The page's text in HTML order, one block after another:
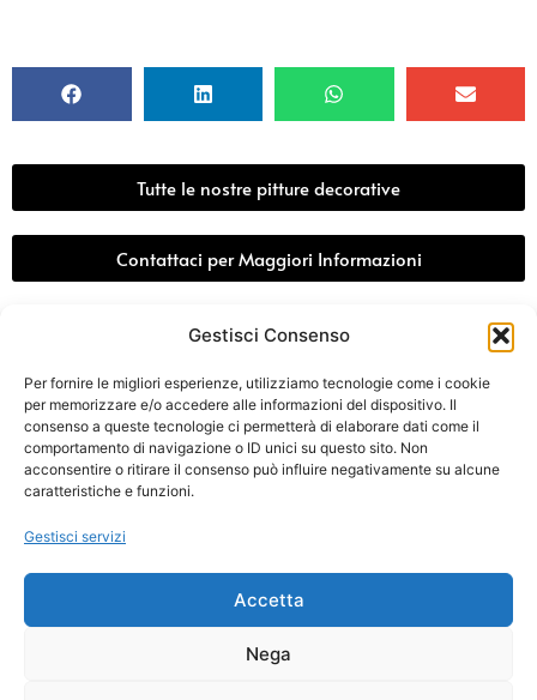
Gestisci Consenso
Per fornire le migliori esperienze, utilizziamo tecnologie come i cookie
per memorizzare e/o accedere alle informazioni del dispositivo. Il
consenso a queste tecnologie ci permetterà di elaborare dati come il
comportamento di navigazione o ID unici su questo sito. Non
acconsentire o ritirare il consenso può influire negativamente su alcune
caratteristiche e funzioni.
Gestisci servizi
Accetta
Nega
Tutte le nostre pitture decorative
Contattaci per Maggiori Informazioni
Via Marconi, 73 44122 Ferrara (FE) – ITALIA
Mobile:+39 345 8202609
P. Iva 01433860382